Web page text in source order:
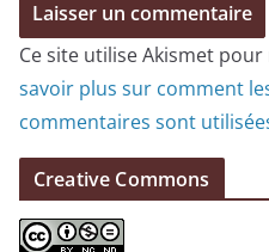
Ce site utilise Akismet
savoir plus sur comment
commentaires sont
Creative Commons